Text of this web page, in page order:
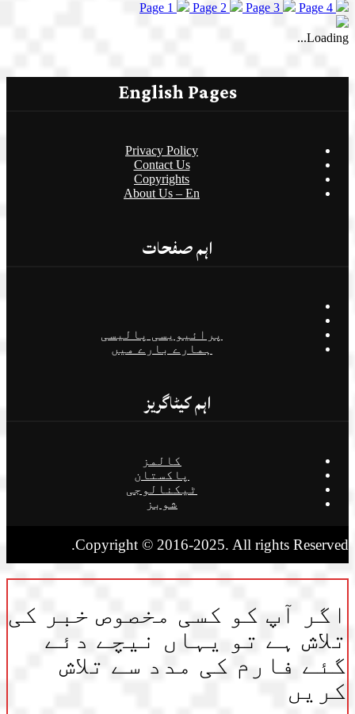
Page 1 Page 2 Page 3 Page 4
Loading...
English Pages
Privacy Policy
Contact Us
Copyrights
About Us – En
اہم صفحات
پرائیویسی پالیسی
ہمارے بارے میں
اہم کیٹاگریز
کالمز
پاکستان
ٹیکنالوجی
شوبز
Copyright © 2016-2025. All rights Reserved.
اگر آپ کو کسی مخصوص خبر کی
تلاش ہے تو یہاں نیچے دئے
گئے فارم کی مدد سے تلاش
کریں